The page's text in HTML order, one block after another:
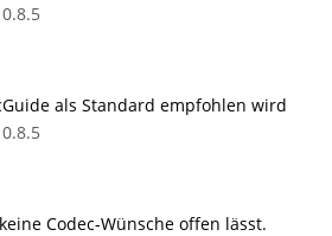
als Standard empfohlen wird
Codec-Wünsche offen lässt.